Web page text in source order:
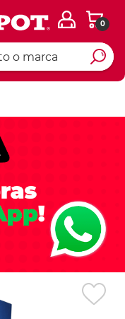
0
Ingresar Codigo